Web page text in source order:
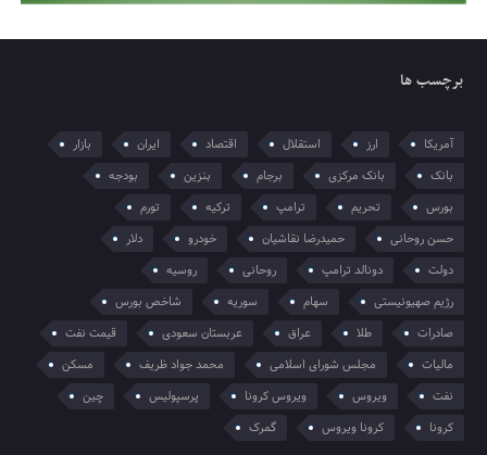
برچسب ها
آمریکا ارز استقلال اقتصاد ایران
بازار
بانک
بانک مرکزی برجام بنزین
بودجه
بورس
تحریم ترامپ ترکیه
تورم
حسن روحانی
حمیدرضا نقاشیان خودرو
دلار
دولت
دونالد ترامپ روحانی
روسیه
رژیم صهیونیستی
سهام سوریه
شاخص بورس
صادرات
طلا عراق عربستان سعودی
قیمت نفت
مالیات
مجلس شورای اسلامی محمد جواد ظریف
مسکن
نفت
ویروس ویروس کرونا پرسپولیس
چین
کرونا
کرونا ویروس گمرک